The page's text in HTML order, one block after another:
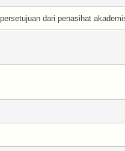
dari penasihat